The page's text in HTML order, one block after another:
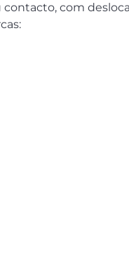
com